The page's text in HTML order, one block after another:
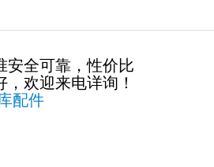
安全可靠，性价比
欢迎来电详询！
配件